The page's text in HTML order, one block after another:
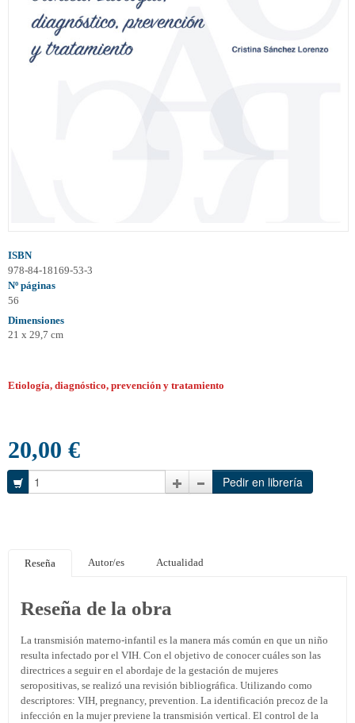
ISBN
978-84-18169-53-3
Nº páginas
56
Dimensiones
21 x 29,7 cm
Etiología, diagnóstico, prevención y tratamiento
20,00 €
Reseña Autor/es Actualidad
Reseña de la obra
La transmisión materno-infantil es la manera más común en que un niño
resulta infectado por el VIH. Con el objetivo de conocer cuáles son las
directrices a seguir en el abordaje de la gestación de mujeres
seropositivas, se realizó una revisión bibliográfica. Utilizando como
descriptores: VIH, pregnancy, prevention. La identificación precoz de la
infección en la mujer previene la transmisión vertical. El control de la